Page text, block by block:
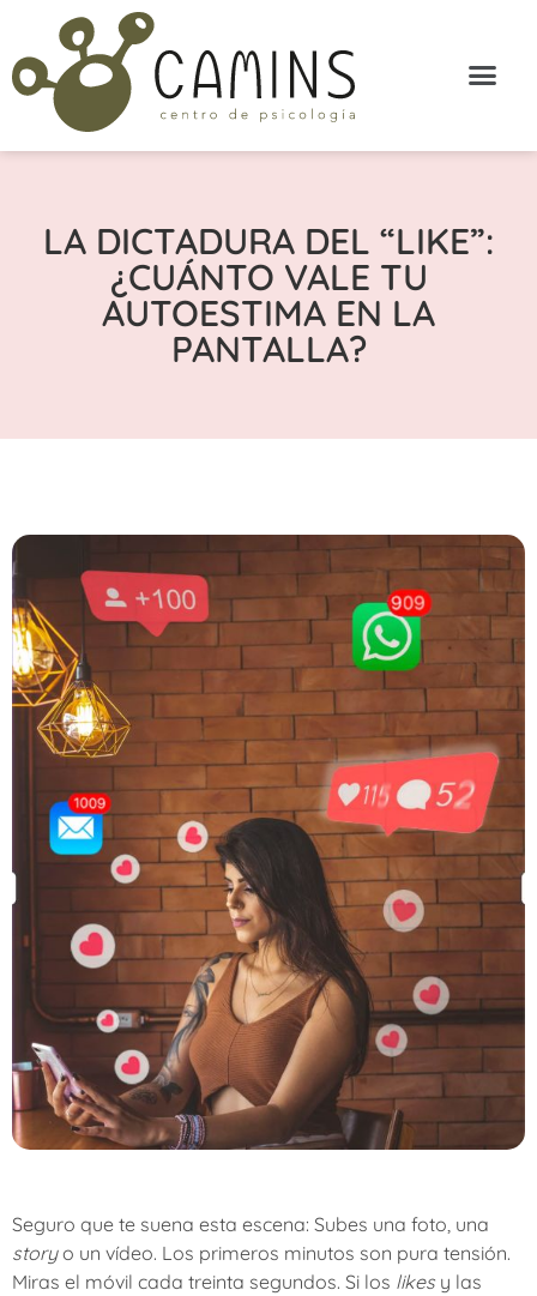
LA DICTADURA DEL “LIKE”:
¿CUÁNTO VALE TU
AUTOESTIMA EN LA
PANTALLA?
Seguro que te suena esta escena: Subes una foto, una
storyo un vídeo. Los primeros minutos son pura tensión.
Miras el móvil cada treinta segundos. Si los likes y las